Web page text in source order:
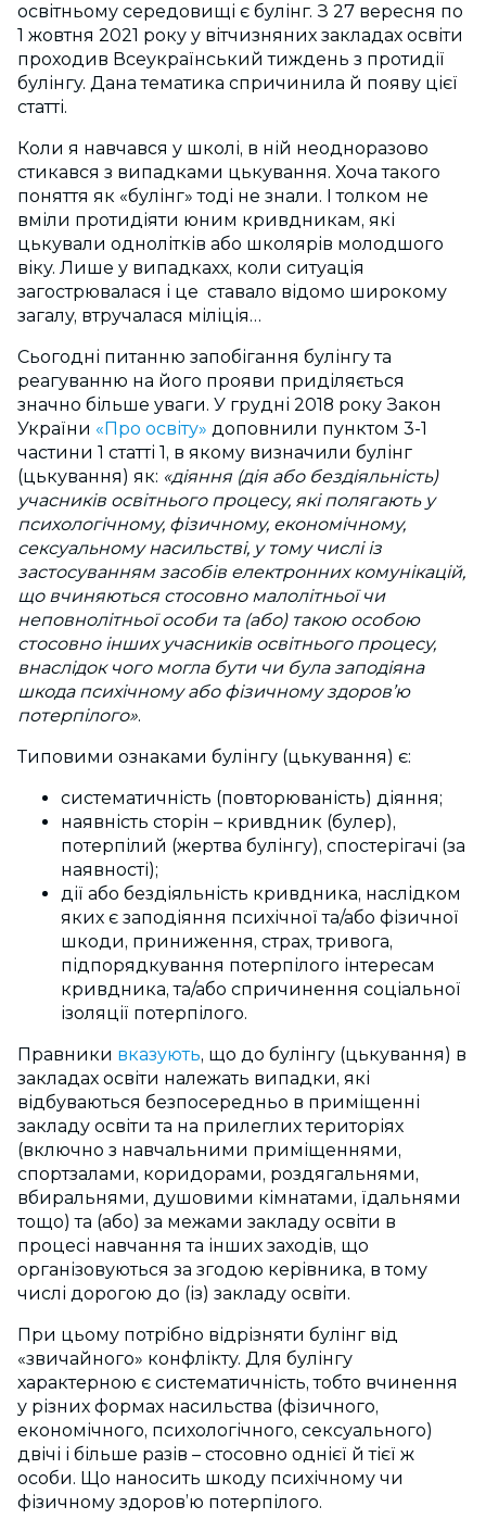
освітньому середовищі є булінг. З 27 вересня по
1 жовтня 2021 року у вітчизняних закладах освіти
проходив Всеукраїнський тиждень з протидії
булінгу. Дана тематика спричинила й появу цієї
статті.
Коли я навчався у школі, в ній неодноразово
стикався з випадками цькування. Хоча такого
поняття як «булінг» тоді не знали. І толком не
вміли протидіяти юним кривдникам, які
цькували однолітків або школярів молодшого
віку. Лише у випадкахх, коли ситуація
загострювалася і це ставало відомо широкому
загалу, втручалася міліція…
Сьогодні питанню запобігання булінгу та
реагуванню на його прояви приділяється
значно більше уваги. У грудні 2018 року Закон
України «Про освіту» доповнили пунктом 3-1
частини 1 статті 1, в якому визначили булінг
(цькування) як: «діяння (дія або бездіяльність)
учасників освітнього процесу, які полягають у
психологічному, фізичному, економічному,
сексуальному насильстві, у тому числі із
застосуванням засобів електронних комунікацій,
що вчиняються стосовно малолітньої чи
неповнолітньої особи та (або) такою особою
стосовно інших учасників освітнього процесу,
внаслідок чого могла бути чи була заподіяна
шкода психічному або фізичному здоров’ю
потерпілого».
Типовими ознаками булінгу (цькування) є:
систематичність (повторюваність) діяння;
наявність сторін – кривдник (булер),
потерпілий (жертва булінгу), спостерігачі (за
наявності);
дії або бездіяльність кривдника, наслідком
яких є заподіяння психічної та/або фізичної
шкоди, приниження, страх, тривога,
підпорядкування потерпілого інтересам
кривдника, та/або спричинення соціальної
ізоляції потерпілого.
Правники вказують, що до булінгу (цькування) в
закладах освіти належать випадки, які
відбуваються безпосередньо в приміщенні
закладу освіти та на прилеглих територіях
(включно з навчальними приміщеннями,
спортзалами, коридорами, роздягальнями,
вбиральнями, душовими кімнатами, їдальнями
тощо) та (або) за межами закладу освіти в
процесі навчання та інших заходів, що
організовуються за згодою керівника, в тому
числі дорогою до (із) закладу освіти.
При цьому потрібно відрізняти булінг від
«звичайного» конфлікту. Для булінгу
характерною є систематичність, тобто вчинення
у різних формах насильства (фізичного,
економічного, психологічного, сексуального)
двічі і більше разів – стосовно однієї й тієї ж
особи. Що наносить шкоду психічному чи
фізичному здоров’ю потерпілого.